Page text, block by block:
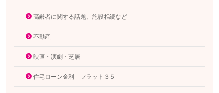
高齢者に関する話題、施設相続など
不動産
映画・演劇・芝居
住宅ローン金利 フラット３５